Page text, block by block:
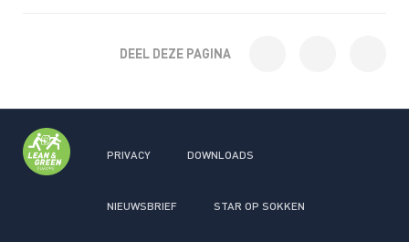
DEEL DEZE PAGINA
PRIVACY DOWNLOADS
NIEUWSBRIEF STAR OP SOKKEN